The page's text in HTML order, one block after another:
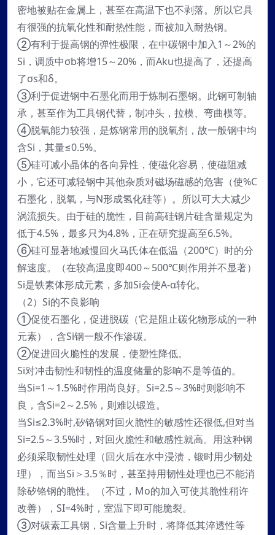
密地被贴在金属上，甚至在高温下也不剥落。所以它具
有很强的抗氧化性和耐热性能，而被加入耐热钢。
②有利于提高钢的弹性极限，在中碳钢中加入1～2%的
Si，调质中σb将增15～20%，而Aku也提高了，还提高
了σs和δ。
③利于促进钢中石墨化而用于炼制石墨钢。此钢可制轴
承，甚至作为工具钢代替，制冲头，拉模、弯曲模等。
④脱氧能力较强，是炼钢常用的脱氧剂，故一般钢中均
含Si，其量≤0.5%。
⑤硅可减小晶体的各向异性，使磁化容易，使磁阻减
小，它还可减轻钢中其他杂质对磁场磁感的危害（使%C
石墨化，脱氧，与N形成氢化硅等）。所以可大大减少
涡流损失。由于硅的脆性，目前高硅钢片硅含量规定为
低于4.5%，最多只为4.8%，正在研究提高至6.5%。
⑥硅可显著地减慢回火马氏体在低温（200℃）时的分
解速度。（在较高温度即400～500℃则作用并不显著）
Si是铁素体形成元素，多加Si会使A-α转化。
（2）Si的不良影响
①促使石墨化，促进脱碳（它是阻止碳化物形成的一种
元素），含Si钢一般不作渗碳。
②促进回火脆性的发展，使塑性降低。
Si对冲击韧性和韧性的温度储量的影响不是等值的。
当Si=1～1.5%时作用尚良好。Si=2.5～3%时则影响不
良，含Si=2～2.5%，则难以锻造。
当Si≤2.3%时,矽铬钢对回火脆性的敏感性还很低,但对当
Si=2.5～3.5%时，对回火脆性和敏感性就高。用这种钢
必须采取韧性处理（回火后在水中浸渍，锻时用少韧处
理），而当Si＞3.5％时，甚至持用韧性处理也已不能消
除矽铬钢的脆性。（不过，Mo的加入可使其脆性稍许
改善），SI=4%时，室温下即可能脆裂。
③对碳素工具钢，Si含量上升时，将降低其淬透性等